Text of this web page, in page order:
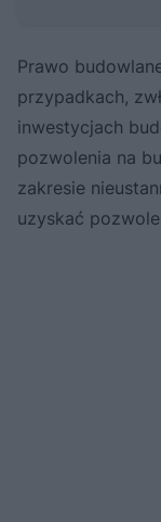
Prawo
przypadkach,
inwestycjach
pozwolenia na
zakresie
uzyskać